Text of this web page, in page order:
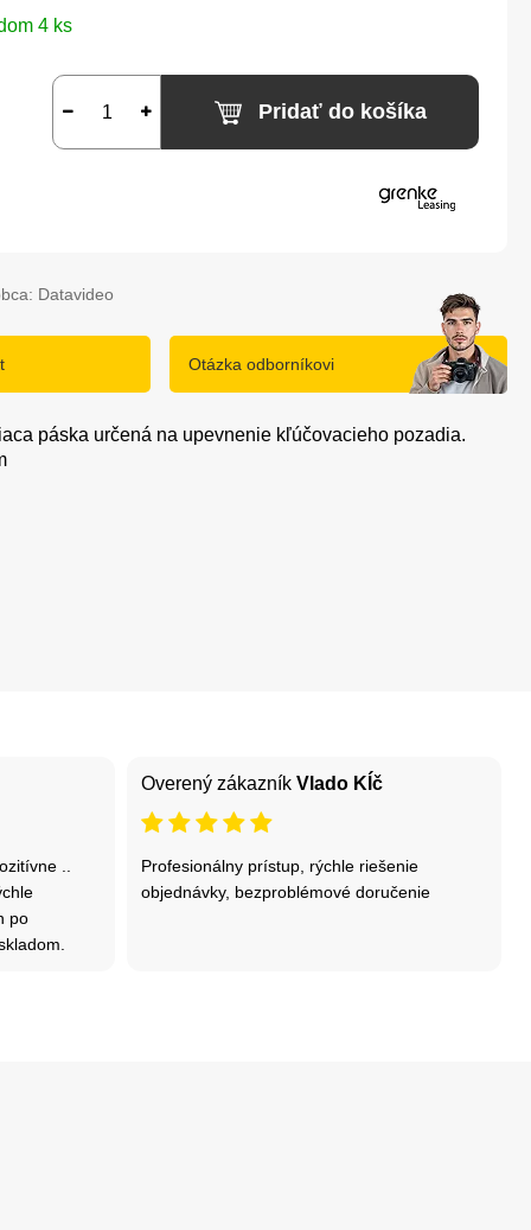
4 ks
Pridať do košíka
Datavideo
Otázka odborníkovi
páska určená na upevnenie kľúčovacieho pozadia.
..
po
Overený zákazník Vlado Kĺč
Profesionálny prístup, rýchle riešenie
objednávky, bezproblémové doručenie